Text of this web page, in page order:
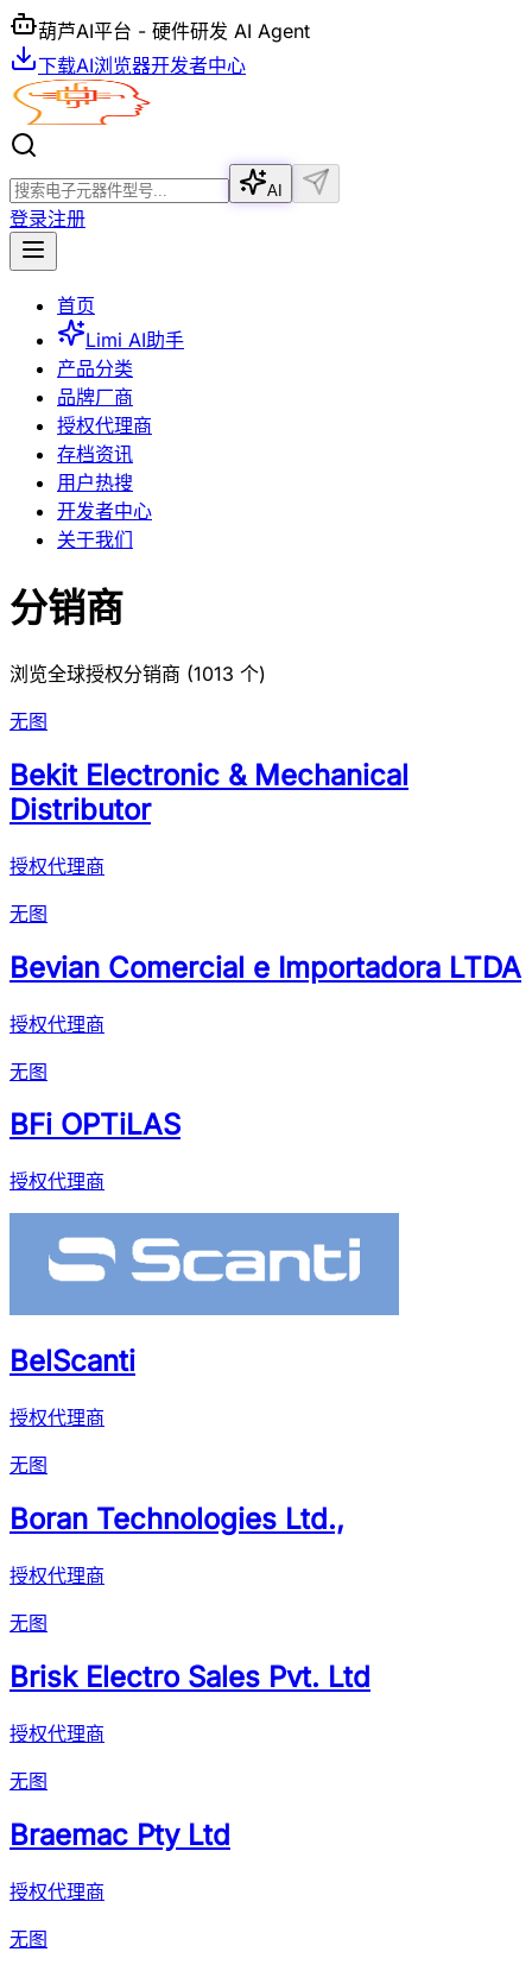
葫芦AI平台 - 硬件研发 AI Agent
下载AI浏览器开发者中心
AI
登录注册
首页
Limi AI助手
产品分类
品牌厂商
授权代理商
存档资讯
用户热搜
开发者中心
关于我们
分销商
浏览全球授权分销商 (1013 个)
无图
Bekit Electronic & Mechanical
Distributor
授权代理商
无图
Bevian Comercial e Importadora LTDA
授权代理商
无图
BFi OPTiLAS
授权代理商
BelScanti
授权代理商
无图
Boran Technologies Ltd.,
授权代理商
无图
Brisk Electro Sales Pvt. Ltd
授权代理商
无图
Braemac Pty Ltd
授权代理商
无图